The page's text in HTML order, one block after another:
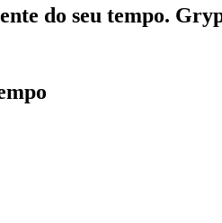
do seu tempo.